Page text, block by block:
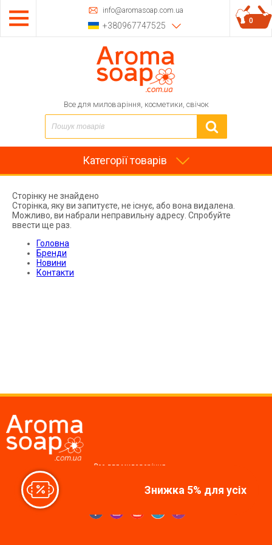
info@aromasoap.com.ua
+380967747525
Все для миловаріння, косметики, свічок
0
Категорії товарів
Сторінку не знайдено
Сторінка, яку ви запитуєте, не існує, або вона видалена.
Можливо, ви набрали неправильну адресу. Спробуйте
ввести ще раз.
Головна
Бренди
Новини
Контакти
Знижка 5% для усіх
Все для миловаріння,
Ми у соцмережах: